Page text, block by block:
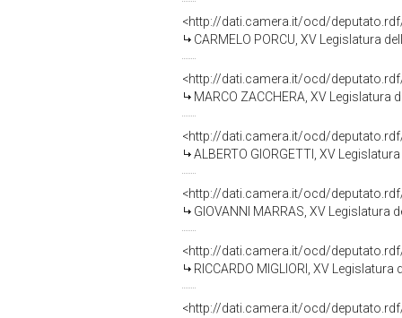
<http://dati.camera.it/ocd/
CARMELO PORCU, XV Legislatura
<http://dati.camera.it/ocd/
MARCO ZACCHERA, XV Legislatura
<http://dati.camera.it/ocd/
ALBERTO GIORGETTI, XV
<http://dati.camera.it/ocd/
GIOVANNI MARRAS, XV Legislatura
<http://dati.camera.it/ocd/
RICCARDO MIGLIORI, XV Legislatura
<http://dati.camera.it/ocd/